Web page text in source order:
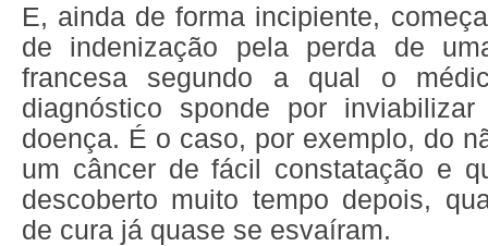
E, ainda de forma incipiente,
de indenização pela perda de
francesa segundo a qual o
diagnóstico sponde por
doença. É o caso, por exemplo, do
um câncer de fácil constatação e
descoberto muito tempo depois,
de cura já quase se esvaíram.